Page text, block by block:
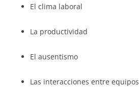
El clima laboral
La productividad
El ausentismo
Las interacciones entre equipos